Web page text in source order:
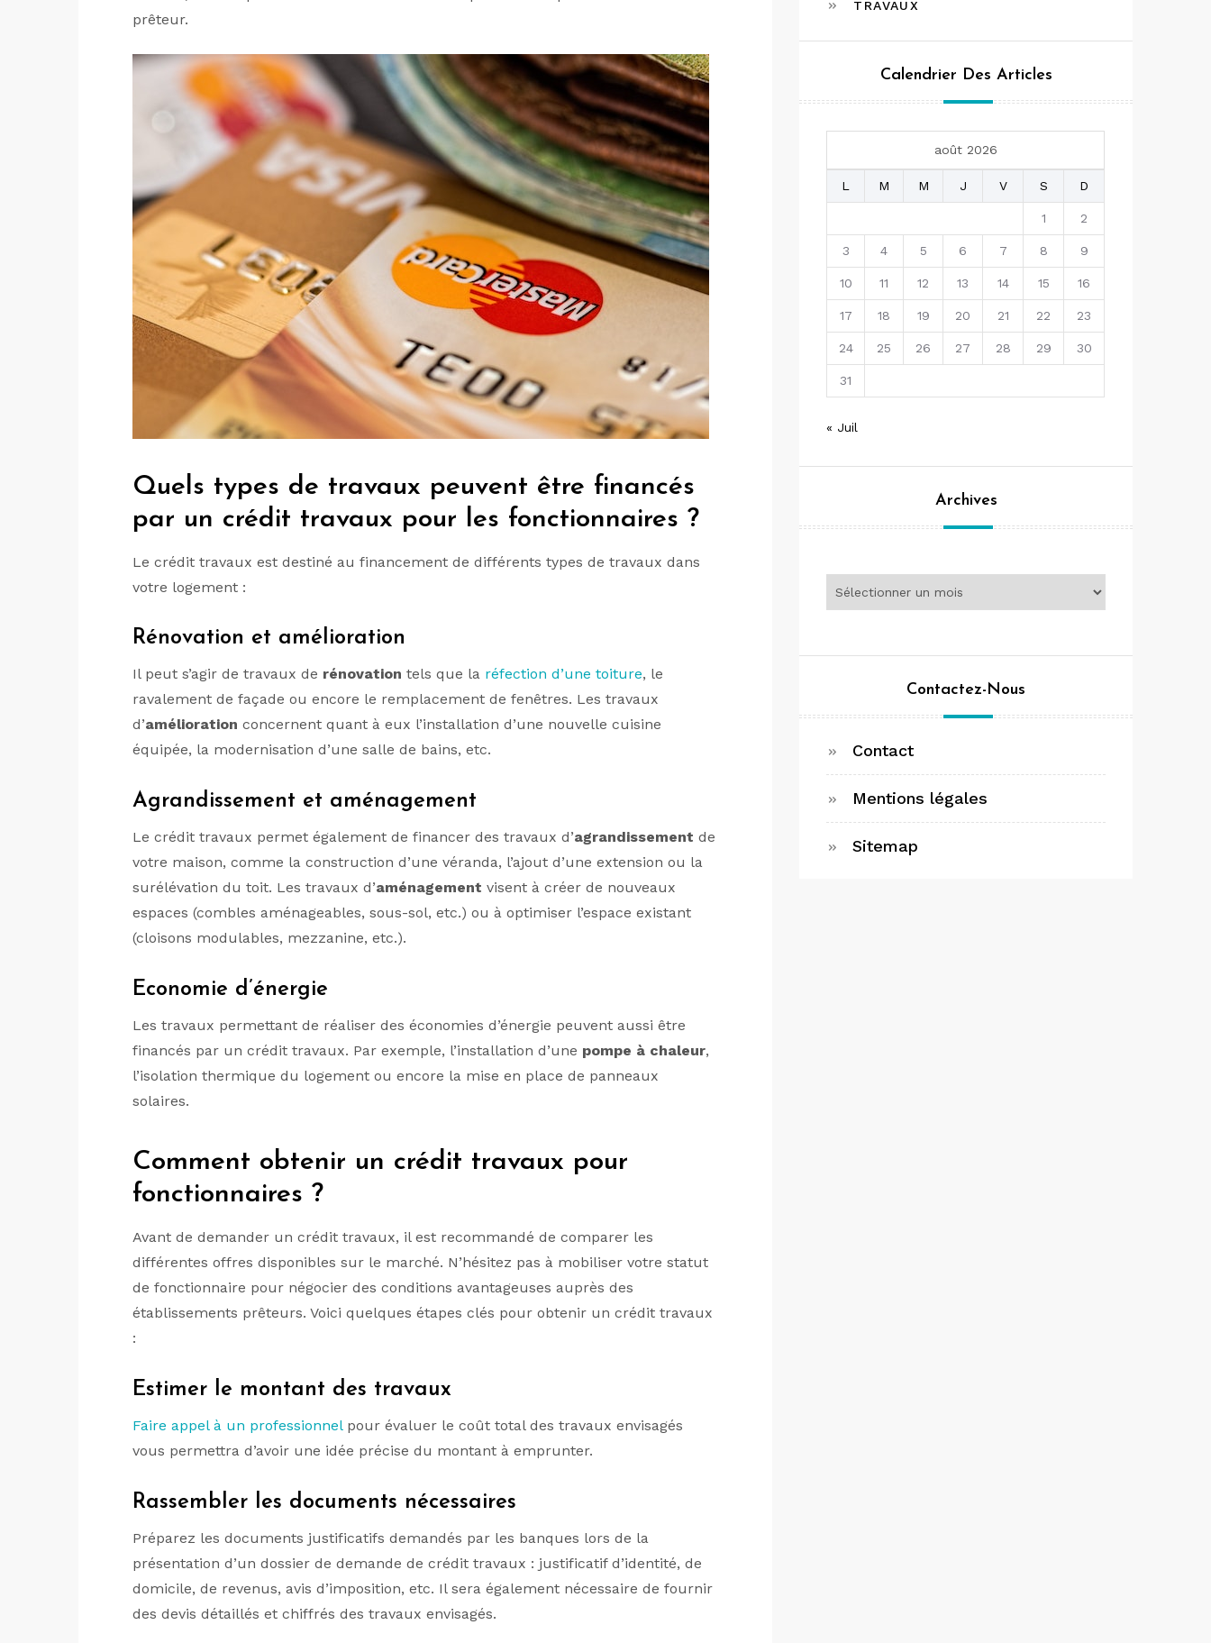
prêteur.
Quels types de travaux peuvent être financés
par un crédit travaux pour les fonctionnaires ?
Le crédit travaux est destiné au financement de différents types de travaux dans
votre logement :
Rénovation et amélioration
Il peut s’agir de travaux de rénovation tels que la réfection d’une toiture, le
ravalement de façade ou encore le remplacement de fenêtres. Les travaux
d’amélioration concernent quant à eux l’installation d’une nouvelle cuisine
équipée, la modernisation d’une salle de bains, etc.
Agrandissement et aménagement
Le crédit travaux permet également de financer des travaux d’agrandissement de
votre maison, comme la construction d’une véranda, l’ajout d’une extension ou la
surélévation du toit. Les travaux d’aménagement visent à créer de nouveaux
espaces (combles aménageables, sous-sol, etc.) ou à optimiser l’espace existant
(cloisons modulables, mezzanine, etc.).
Economie d’énergie
Les travaux permettant de réaliser des économies d’énergie peuvent aussi être
financés par un crédit travaux. Par exemple, l’installation d’une pompe à chaleur,
l’isolation thermique du logement ou encore la mise en place de panneaux
solaires.
Comment obtenir un crédit travaux pour
fonctionnaires ?
Avant de demander un crédit travaux, il est recommandé de comparer les
différentes offres disponibles sur le marché. N’hésitez pas à mobiliser votre statut
de fonctionnaire pour négocier des conditions avantageuses auprès des
établissements prêteurs. Voici quelques étapes clés pour obtenir un crédit travaux
:
Estimer le montant des travaux
Faire appel à un professionnelpour évaluer le coût total des travaux envisagés
vous permettra d’avoir une idée précise du montant à emprunter.
Rassembler les documents nécessaires
Préparez les documents justificatifs demandés par les banques lors de la
présentation d’un dossier de demande de crédit travaux : justificatif d’identité, de
domicile, de revenus, avis d’imposition, etc. Il sera également nécessaire de fournir
des devis détaillés et chiffrés des travaux envisagés.
TRAVAUX
Calendrier Des Articles
août 2026
L M M J V S D
1 2
3 4 5 6 7 8 9
10 11 12 13 14 15 16
17 18 19 20 21 22 23
24 25 26 27 28 29 30
31
« Juil
Archives
Contactez-Nous
Contact
Mentions légales
Sitemap